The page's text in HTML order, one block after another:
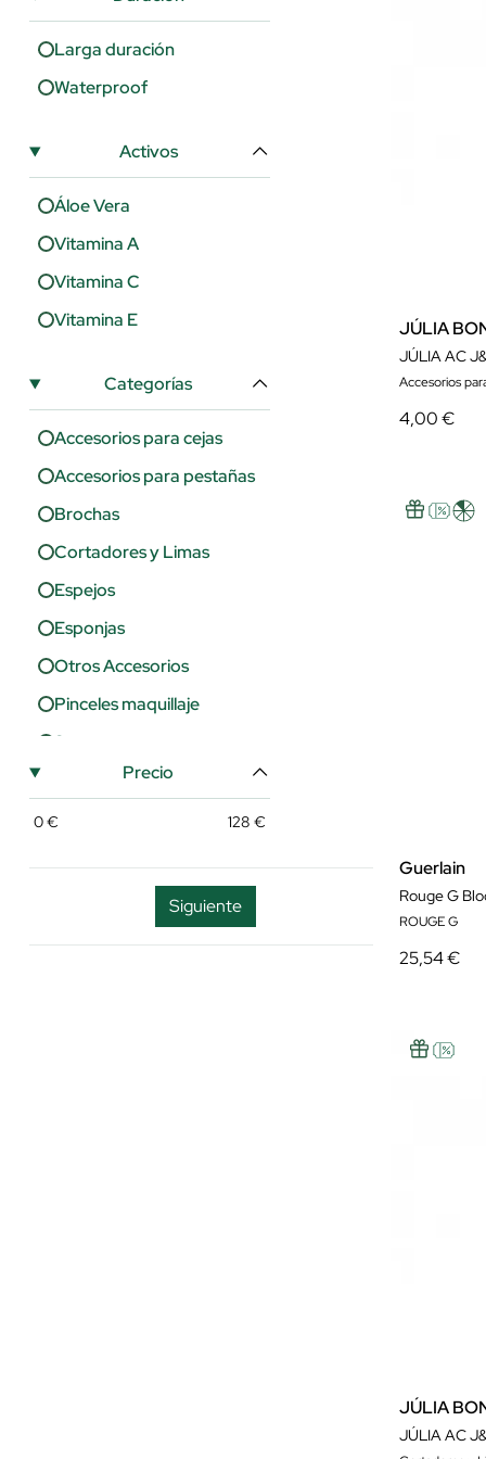
Shiseido
Sisley
T.Leclerc
Larga duración
Waterproof
Activos
Áloe Vera
Vitamina A
Vitamina C
Vitamina E
Categorías
Accesorios para cejas
Accesorios para pestañas
Brochas
Cortadores y Limas
Espejos
Esponjas
Otros Accesorios
Pinceles maquillaje
Sacapuntas
Precio
0€ 128 €
Siguiente
JÚLIA
JÚLIA AC
Accesorios
4,00 €
Guerlain
ROUGE G
25,54 €
JÚLIA
JÚLIA AC